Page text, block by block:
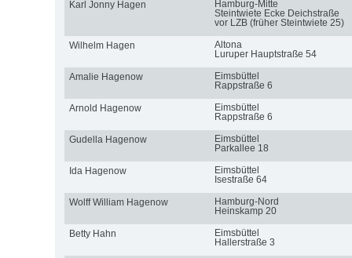
Karl Jonny Hagen
Hamburg-Mitte
Steintwiete Ecke Deichstraße
vor LZB (früher Steintwiete 25)
Wilhelm Hagen
Altona
Luruper Hauptstraße 54
Amalie Hagenow
Eimsbüttel
Rappstraße 6
Arnold Hagenow
Eimsbüttel
Rappstraße 6
Gudella Hagenow
Eimsbüttel
Parkallee 18
Ida Hagenow
Eimsbüttel
Isestraße 64
Wolff William Hagenow
Hamburg-Nord
Heinskamp 20
Betty Hahn
Eimsbüttel
Hallerstraße 3